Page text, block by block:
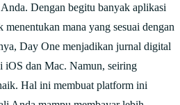
Dengan begitu banyak aplikasi
mana yang sesuai dengan
Day One menjadikan jurnal digital
iOS dan Mac. Namun, seiring
Hal ini membuat platform ini